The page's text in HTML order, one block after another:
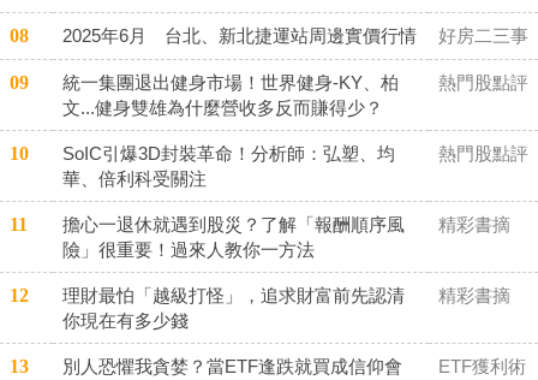
08 2025年6月 台北、新北捷運站周邊實價行情 好房二三事
09
統一集團退出健身市場！世界健身-KY、柏
文...健身雙雄為什麼營收多反而賺得少？
熱門股點評
10
SoIC引爆3D封裝革命！分析師：弘塑、均
華、倍利科受關注
熱門股點評
11
擔心一退休就遇到股災？了解「報酬順序風
險」很重要！過來人教你一方法
精彩書摘
12
理財最怕「越級打怪」，追求財富前先認清
你現在有多少錢
精彩書摘
13
別人恐懼我貪婪？當ETF逢跌就買成信仰會
ETF獲利術